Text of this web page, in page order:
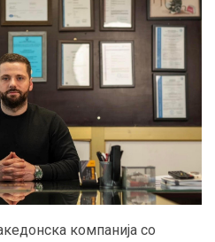
компанија со